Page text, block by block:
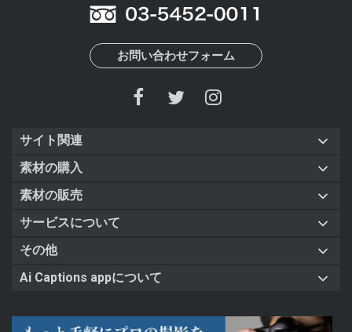
お問い合わせフォーム
サイト関連
素材の購入
素材の販売
サービスについて
その他
Ai Captions appについて